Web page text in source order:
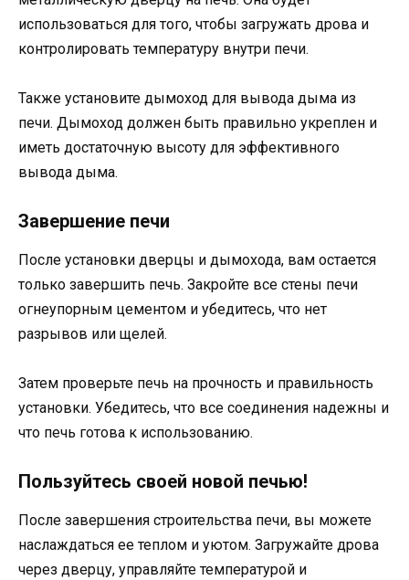
использоваться для того, чтобы загружать дрова и
контролировать температуру внутри печи.
Также установите дымоход для вывода дыма из
печи. Дымоход должен быть правильно укреплен и
иметь достаточную высоту для эффективного
вывода дыма.
Завершение печи
После установки дверцы и дымохода, вам остается
только завершить печь. Закройте все стены печи
огнеупорным цементом и убедитесь, что нет
разрывов или щелей.
Затем проверьте печь на прочность и правильность
установки. Убедитесь, что все соединения надежны и
что печь готова к использованию.
Пользуйтесь своей новой печью!
После завершения строительства печи, вы можете
наслаждаться ее теплом и уютом. Загружайте дрова
через дверцу, управляйте температурой и